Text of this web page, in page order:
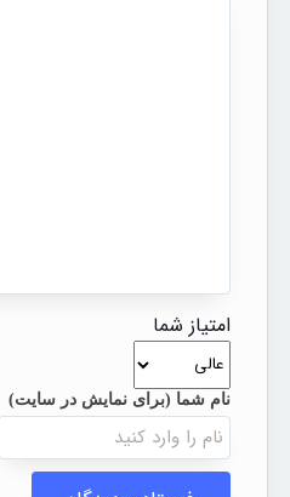
امتیاز شما